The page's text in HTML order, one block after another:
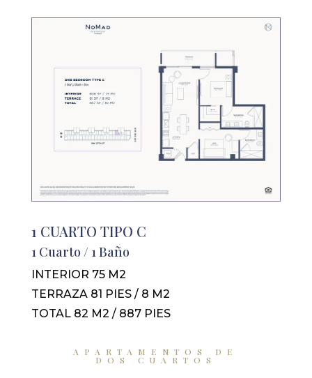
1 CUARTO TIPO C
1 Cuarto / 1 Baño
INTERIOR 75 M2
TERRAZA 81 PIES / 8 M2
TOTAL 82 M2 / 887 PIES
APARTAMENTOS DE
DOS CUARTOS